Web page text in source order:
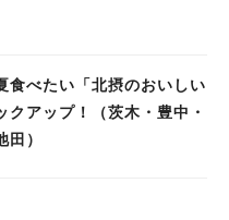
食べたい「北摂のおいしい
クアップ！（茨木・豊中・
田）